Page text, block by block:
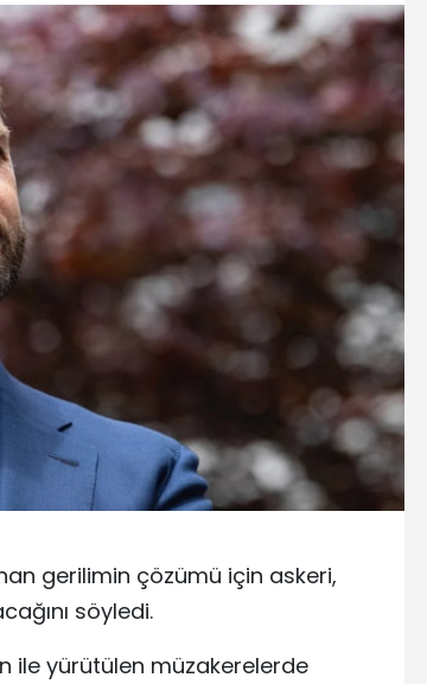
gerilimin çözümü için askeri,
söyledi.
ile yürütülen müzakerelerde